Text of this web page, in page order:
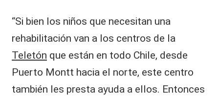
“Si bien los niños que necesitan una
rehabilitación van a los centros de la
Teletón que están en todo Chile, desde
Puerto Montt hacia el norte, este centro
también les presta ayuda a ellos. Entonces